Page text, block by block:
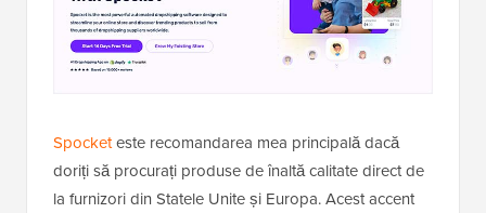
Spocketeste recomandarea mea principală dacă
doriți să procurați produse de înaltă calitate direct de
la furnizori din Statele Unite și Europa. Acest accent